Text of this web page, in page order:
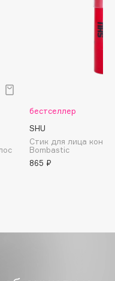
бестселлер
SHU
Стик для лица
Bombastic
865 ₽